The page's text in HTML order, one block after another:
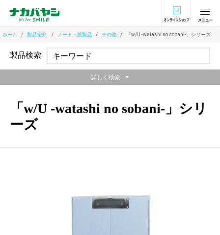
オンラインショ
ホーム 製品紹介 ノート・紙製品 その他 「w/U -watashi no sobani-」シリーズ
「w/U -watashi no sobani-」シリ
ーズ
製品検索
詳しく検索